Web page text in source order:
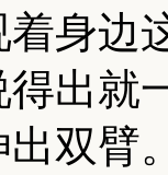
身边
出就
出双臂